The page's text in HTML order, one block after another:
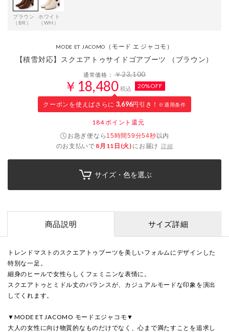
ブラウン
（BR）
ホワイト
（WH）
MODE ET JACOMO （モード エ ジャコモ）
【積雪対応】スクエアトゥサイドゴアブーツ （ブラウン）
通常価格：￥23,100
￥18,480 税込 20%OFF
クーポンを使えばさらに 3,696円引き！ ※適用条件
184ポイント還元
お急ぎ便なら 15時間59分53秒以内
のお支払いで 8月11日(火) にお届け 詳細
サイズ・色を選ぶ
商品説明 サイズ詳細
トレンドマストのスクエアトゥブーツを美しいフォルムにデザインした
特別な一足。
細身のヒールで女性らしくフェミニンな表情に。
スクエアトゥとミドル丈のバランスが、カジュアルモードな印象を演出
してくれます。
▼MODE ET JACOMO モードエジャコモ▼
大人の女性に向け物質的なものだけでなく、心まで満たすことを追求し